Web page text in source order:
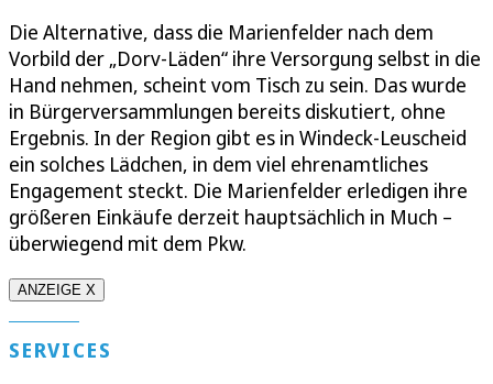
Die Alternative, dass die Marienfelder nach dem
Vorbild der „Dorv-Läden“ ihre Versorgung selbst in die
Hand nehmen, scheint vom Tisch zu sein. Das wurde
in Bürgerversammlungen bereits diskutiert, ohne
Ergebnis. In der Region gibt es in Windeck-Leuscheid
ein solches Lädchen, in dem viel ehrenamtliches
Engagement steckt. Die Marienfelder erledigen ihre
größeren Einkäufe derzeit hauptsächlich in Much –
überwiegend mit dem Pkw.
ANZEIGE X
SERVICES